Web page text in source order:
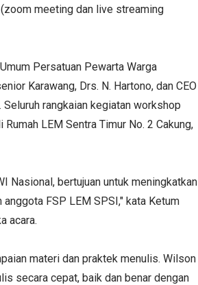
meeting dan live streaming
Persatuan Pewarta Warga
Karawang, Drs. N. Hartono, dan CEO
rangkaian kegiatan workshop
LEM Sentra Timur No. 2 Cakung,
Nasional, bertujuan untuk meningkatkan
FSP LEM SPSI," kata Ketum
acara.
materi dan praktek menulis. Wilson
secara cepat, baik dan benar dengan